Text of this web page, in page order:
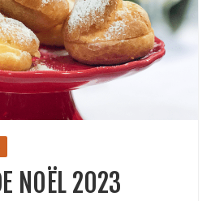
NOËL 2023